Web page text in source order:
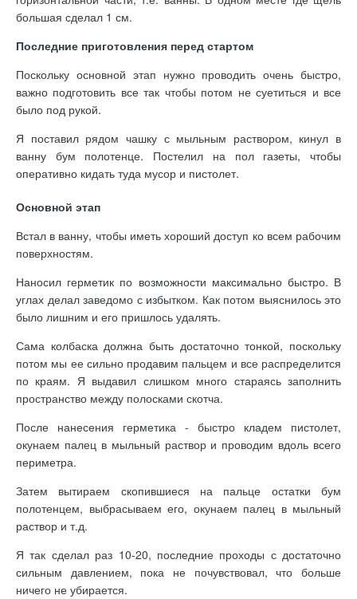
большая сделал 1 см.
Последние приготовления перед стартом
Поскольку основной этап нужно проводить очень быстро,
важно подготовить все так чтобы потом не суетиться и все
было под рукой.
Я поставил рядом чашку с мыльным раствором, кинул в
ванну бум полотенце. Постелил на пол газеты, чтобы
оперативно кидать туда мусор и пистолет.
Основной этап
Встал в ванну, чтобы иметь хороший доступ ко всем рабочим
поверхностям.
Наносил герметик по возможности максимально быстро. В
углах делал заведомо с избытком. Как потом выяснилось это
было лишним и его пришлось удалять.
Сама колбаска должна быть достаточно тонкой, поскольку
потом мы ее сильно продавим пальцем и все распределится
по краям. Я выдавил слишком много стараясь заполнить
пространство между полосками скотча.
После нанесения герметика - быстро кладем пистолет,
окунаем палец в мыльный раствор и проводим вдоль всего
периметра.
Затем вытираем скопившиеся на пальце остатки бум
полотенцем, выбрасываем его, окунаем палец в мыльный
раствор и т.д.
Я так сделал раз 10-20, последние проходы с достаточно
сильным давлением, пока не почувствовал, что больше
ничего не убирается.